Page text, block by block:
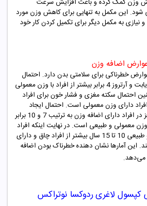
شود. این مکمل به تنهایی برای کاهش وزن مورد
و نیازی به مکمل دیگر برای تکمیل کردن کار خود
اضافه وزن
خطرناکی برای سلامتی بدن دارد. احتمال
ابتلای افراد چاق به دیابت و آرتروز 4 برابر بیشتر از افراد با وزن معمولی
احتمال سکته مغزی و فشار خون برای افراد
از افراد دارای وزن معمولی است. احتمال ایجاد
سنگ کلیه و پیری مغز در افراد دارای اضافه وزن به ترتیب 7 و 10 برابر
وزن معمولی و طبیعی است. در نهایت اینکه افراد
دارای وزن معمولی و طبیعی 10 تا 15 سال بیشتر از افراد چاق و دارای
این آمارها نشان دهنده خطرناک بودن اضافه
می‌دهد.
کپسول لاغری ردوکسا نوتراکس